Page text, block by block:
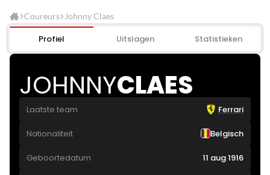
Coureurs Johnny Claes
Profiel Uitslagen Statistieken
JOHNNYCLAES
Laatste team Ferrari
Nationaliteit Belgisch
Geboortedatum 11 aug 1916